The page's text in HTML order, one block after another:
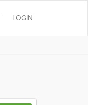
LOGIN